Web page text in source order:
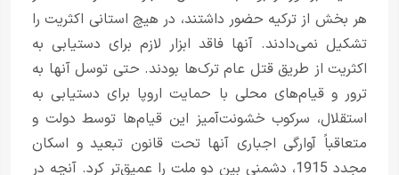
هر بخش از ترکیه حضور داشتند، در هیچ استانی اکثریت را
تشکیل نمی‌دادند. آنها فاقد ابزار لازم برای دستیابی به
اکثریت از طریق قتل عام ترک‌ها بودند. حتی توسل آنها به
ترور و قیام‌های محلی با حمایت اروپا برای دستیابی به
استقلال، سرکوب خشونت‌آمیز این قیام‌ها توسط دولت و
متعاقباً آوارگی اجباری آنها تحت قانون تبعید و اسکان
مجدد 1915، دشمنی بین دو ملت را عمیق‌تر کرد. آنچه در